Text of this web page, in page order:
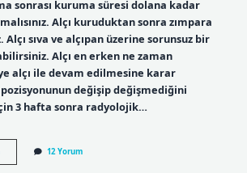
sonrası kuruma süresi dolana kadar
Alçı kuruduktan sonra zımpara
Alçı sıva ve alçıpan üzerine sorunsuz bir
Alçı en erken ne zaman
alçı ile devam edilmesine karar
pozisyonunun değişip değişmediğini
3 hafta sonra radyolojik…
12 Yorum